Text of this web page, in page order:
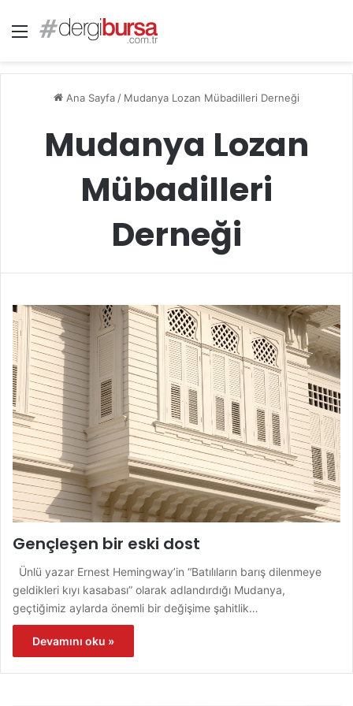
Menü
Ana Sayfa / Mudanya Lozan Mübadilleri Derneği
Mudanya Lozan
Mübadilleri
Derneği
Gençleşen bir eski dost
Ünlü yazar Ernest Hemingway’in “Batılıların barış dilenmeye
geldikleri kıyı kasabası” olarak adlandırdığı Mudanya,
geçtiğimiz aylarda önemli bir değişime şahitlik…
Devamını oku »